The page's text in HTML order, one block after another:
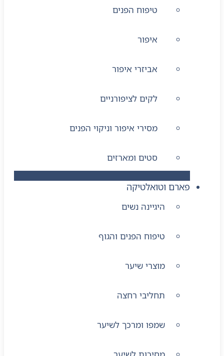
טיפוח הפנים
איפור
אביזרי איפור
לקים לציפורניים
מסירי איפור וניקוי הפנים
סטים ומארזים
פארם וטואלטיקה
היגיינה נשים
טיפוח הפנים והגוף
מוצרי שיער
תחליבי רחצה
שמפו ומרכך לשיער